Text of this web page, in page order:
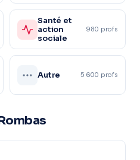
Santé et
action
sociale
980 profs
Autre 5 600 profs